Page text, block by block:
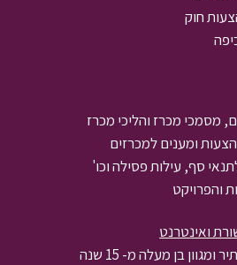
חוק
מסמכי מכרז והליכי מכרז
ומענים למכרזים
סף, עילות פסילה וכו'
והפרויקט
ואינטרנט
המשרד בעל נסיון עתיר ומגוון בן מעלה מ- 15 שנה